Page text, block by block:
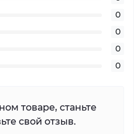
0
0
0
0
товаре, станьте
свой отзыв.